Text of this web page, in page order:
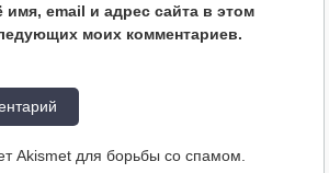
имя, email и адрес сайта в этом
моих комментариев.
Akismet для борьбы со спамом.